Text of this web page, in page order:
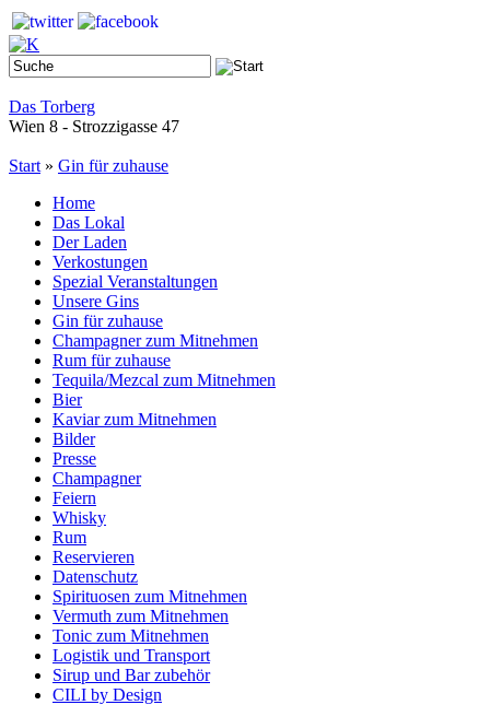
Das Torberg
Wien 8 - Strozzigasse 47
Start » Gin für zuhause
Home
Das Lokal
Der Laden
Verkostungen
Spezial Veranstaltungen
Unsere Gins
Gin für zuhause
Champagner zum Mitnehmen
Rum für zuhause
Tequila/Mezcal zum Mitnehmen
Bier
Kaviar zum Mitnehmen
Bilder
Presse
Champagner
Feiern
Whisky
Rum
Reservieren
Datenschutz
Spirituosen zum Mitnehmen
Vermuth zum Mitnehmen
Tonic zum Mitnehmen
Logistik und Transport
Sirup und Bar zubehör
CILI by Design